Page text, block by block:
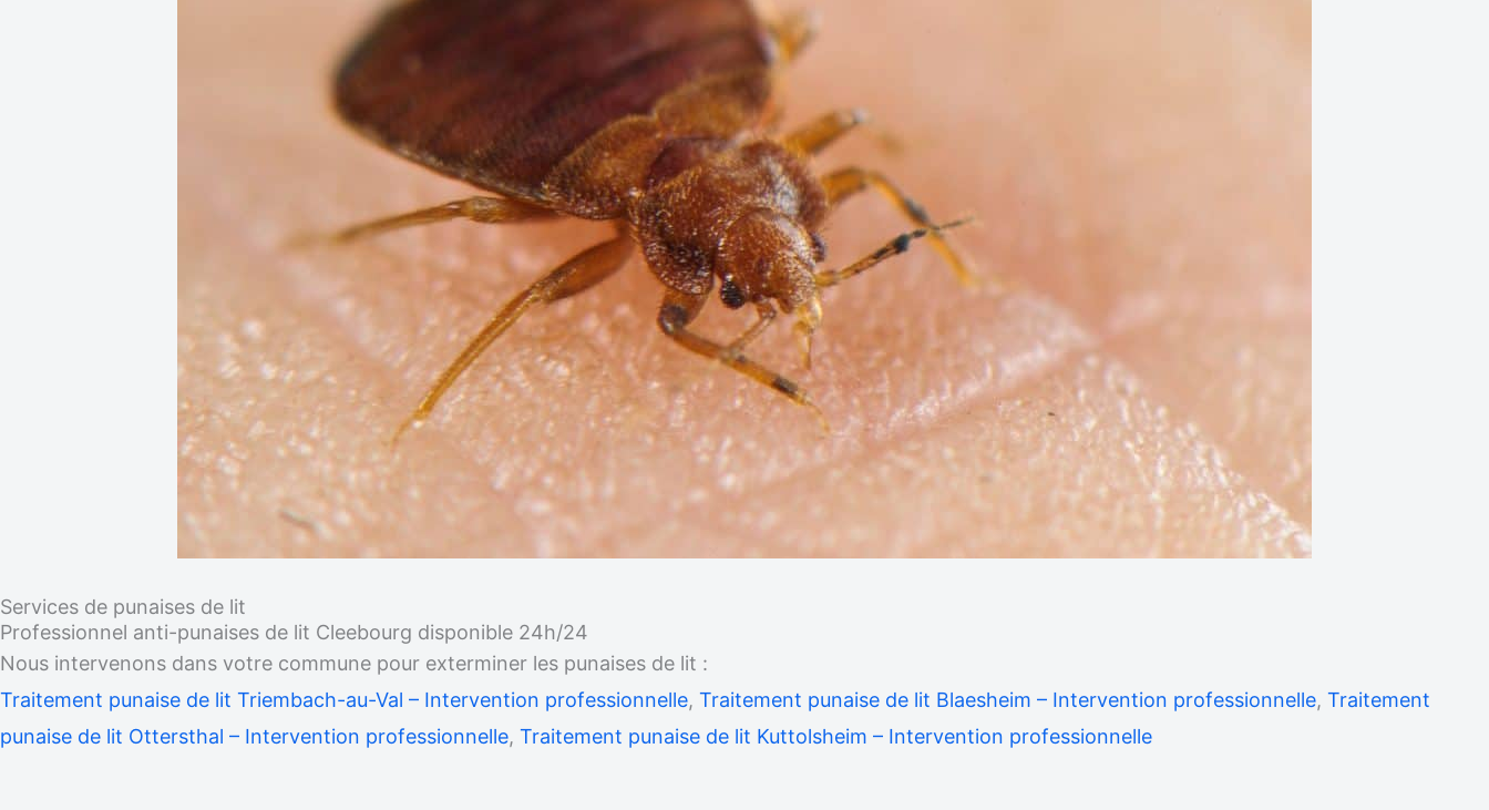
Services de punaises de lit
Professionnel anti-punaises de lit Cleebourg disponible 24h/24
Nous intervenons dans votre commune pour exterminer les punaises de lit :
Traitement punaise de lit Triembach-au-Val – Intervention professionnelle, Traitement punaise de lit Blaesheim – Intervention professionnelle, Traitement
punaise de lit Ottersthal – Intervention professionnelle, Traitement punaise de lit Kuttolsheim – Intervention professionnelle